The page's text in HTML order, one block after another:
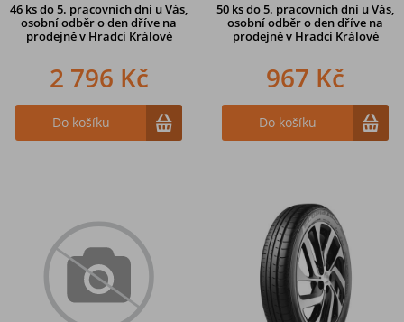
46 ksdo 5. pracovních dní u Vás,
osobní odběr o den dříve na
prodejněv Hradci Králové
2 796 Kč
Do košíku
50 ksdo 5. pracovních dní u Vás,
osobní odběr o den dříve na
prodejněv Hradci Králové
967 Kč
Do košíku